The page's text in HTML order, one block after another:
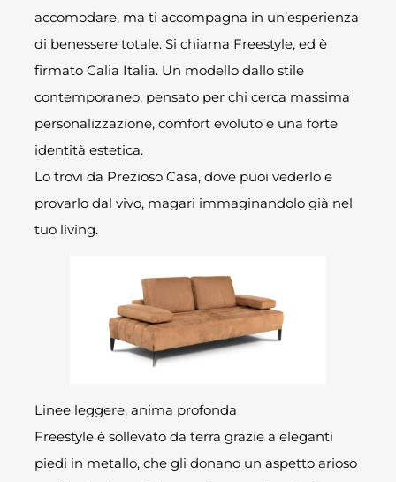
accomodare, ma ti accompagna in un’esperienza
di benessere totale. Si chiama Freestyle, ed è
firmato Calia Italia. Un modello dallo stile
contemporaneo, pensato per chi cerca massima
personalizzazione, comfort evoluto e una forte
identità estetica.
Lo trovi da Prezioso Casa, dove puoi vederlo e
provarlo dal vivo, magari immaginandolo già nel
tuo living.
Linee leggere, anima profonda
Freestyle è sollevato da terra grazie a eleganti
piedi in metallo, che gli donano un aspetto arioso